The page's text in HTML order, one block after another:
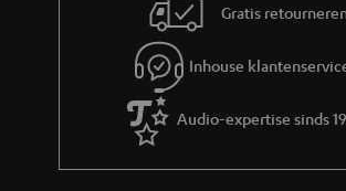
Gratis
Inhouse
Audio-expertise sinds